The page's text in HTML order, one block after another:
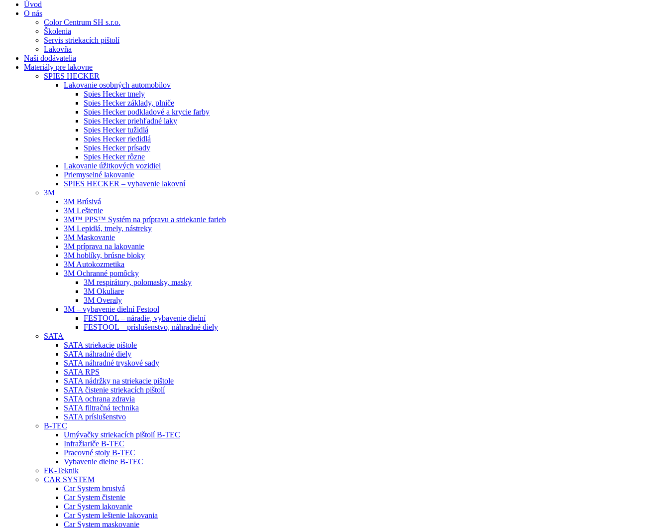
Úvod
O nás
Color Centrum SH s.r.o.
Školenia
Servis striekacích pištolí
Lakovňa
Naši dodávatelia
Materiály pre lakovne
SPIES HECKER
Lakovanie osobných automobilov
Spies Hecker tmely
Spies Hecker základy, plniče
Spies Hecker podkladové a krycie farby
Spies Hecker priehľadné laky
Spies Hecker tužidlá
Spies Hecker riedidlá
Spies Hecker prísady
Spies Hecker rôzne
Lakovanie úžitkových vozidiel
Priemyselné lakovanie
SPIES HECKER – vybavenie lakovní
3M
3M Brúsivá
3M Leštenie
3M™ PPS™ Systém na prípravu a striekanie farieb
3M Lepidlá, tmely, nástreky
3M Maskovanie
3M príprava na lakovanie
3M hoblíky, brúsne bloky
3M Autokozmetika
3M Ochranné pomôcky
3M respirátory, polomasky, masky
3M Okuliare
3M Overaly
3M – vybavenie dielní Festool
FESTOOL – náradie, vybavenie dielní
FESTOOL – príslušenstvo, náhradné diely
SATA
SATA striekacie pištole
SATA náhradné diely
SATA náhradné tryskové sady
SATA RPS
SATA nádržky na striekacie pištole
SATA čistenie striekacích pištolí
SATA ochrana zdravia
SATA filtračná technika
SATA príslušenstvo
B-TEC
Umývačky striekacích pištolí B-TEC
Infražiariče B-TEC
Pracovné stoly B-TEC
Vybavenie dielne B-TEC
FK-Teknik
CAR SYSTEM
Car System brusivá
Car System čistenie
Car System lakovanie
Car System leštenie lakovania
Car System maskovanie